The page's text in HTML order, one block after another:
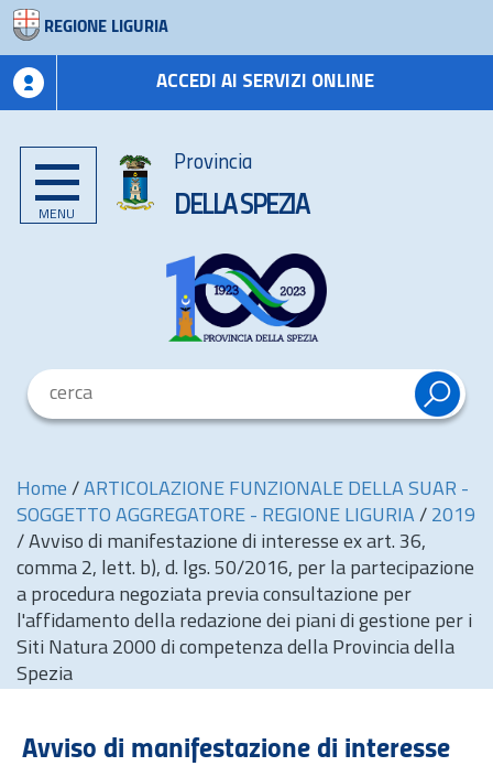
REGIONE LIGURIA
ACCEDI AI SERVIZI ONLINE
MENU
Provincia
DELLA SPEZIA
Home / ARTICOLAZIONE FUNZIONALE DELLA SUAR -
SOGGETTO AGGREGATORE - REGIONE LIGURIA / 2019
/ Avviso di manifestazione di interesse ex art. 36,
comma 2, lett. b), d. lgs. 50/2016, per la partecipazione
a procedura negoziata previa consultazione per
l'affidamento della redazione dei piani di gestione per i
Siti Natura 2000 di competenza della Provincia della
Spezia
Avviso di manifestazione di interesse